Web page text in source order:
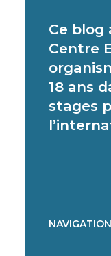
Ce blog
Centre
18 ans
stages
NAVIGATION